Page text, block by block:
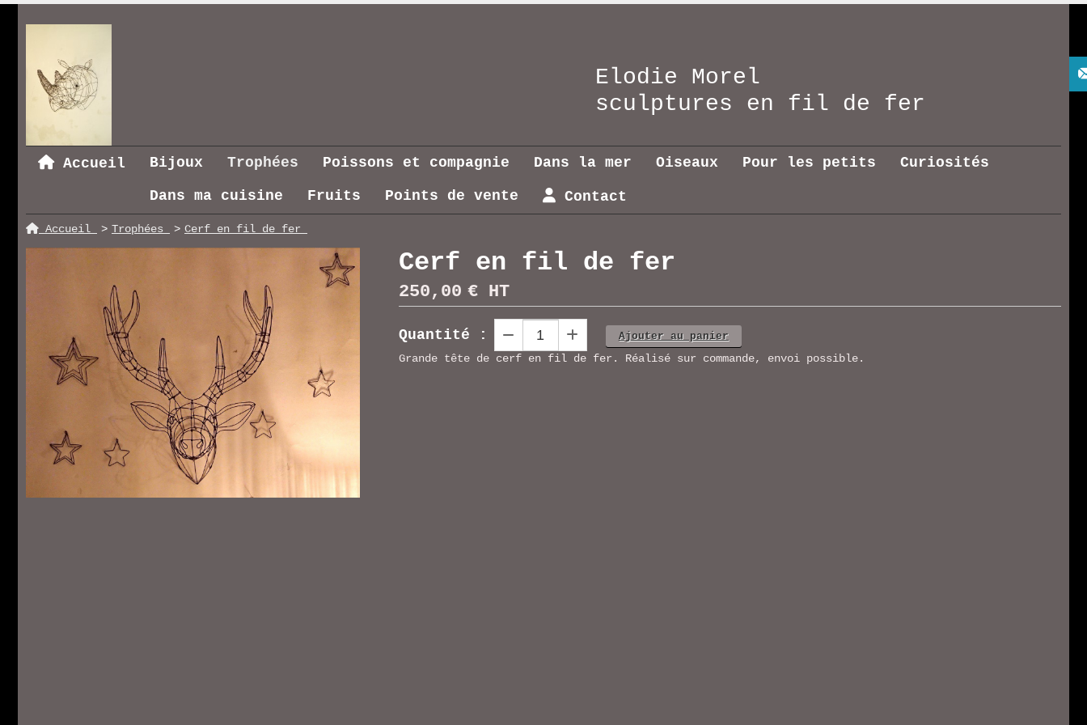
Elodie Morel
sculptures en fil de fer
Accueil Bijoux Trophées Poissons et compagnie Dans la mer Oiseaux Pour les petits Curiosités
Dans ma cuisine Fruits Points de vente Contact
Accueil Trophées Cerf en fil de fer
Cerf en fil de fer
250,00 € HT
Quantité : Ajouter au panier
Grande tête de cerf en fil de fer. Réalisé sur commande, envoi possible.